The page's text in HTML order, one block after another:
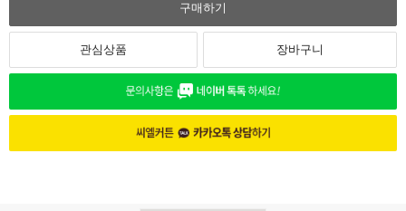
구매하기
관심상품 장바구니